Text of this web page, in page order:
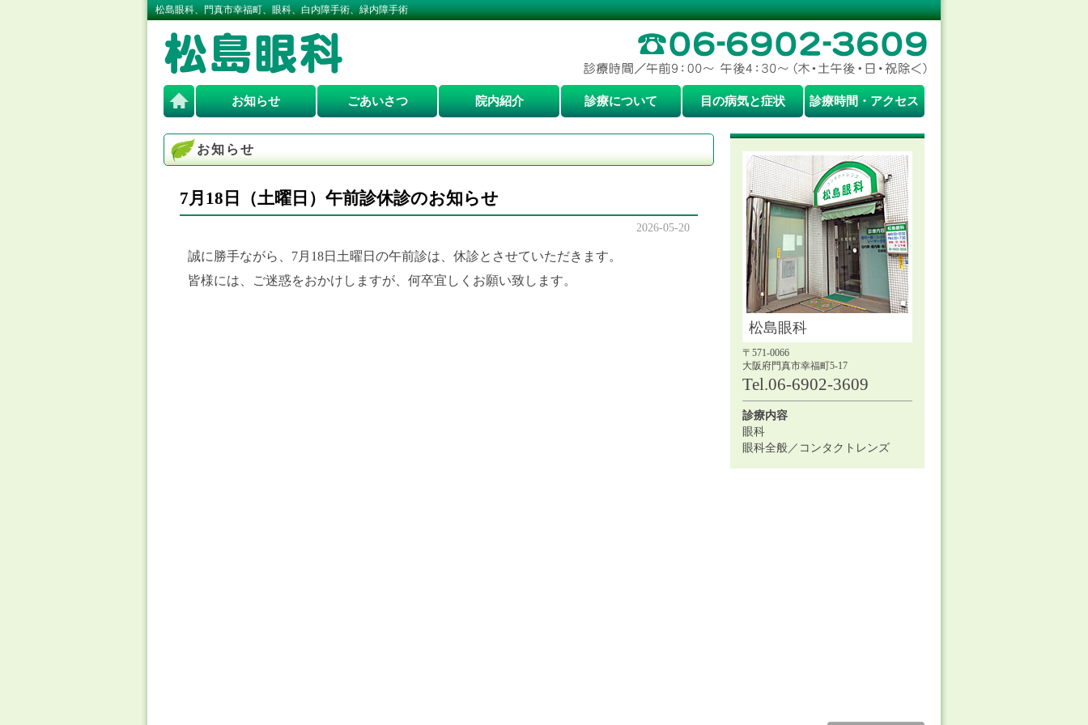
松島眼科、門真市幸福町、眼科、白内障手術、緑内障手術
お知らせ ごあいさつ 院内紹介 診療について 目の病気と症状 診療時間・アクセス
お知らせ
7月18日（土曜日）午前診休診のお知らせ
2026-05-20
誠に勝手ながら、7月18日土曜日の午前診は、休診とさせていただきます。
皆様には、ご迷惑をおかけしますが、何卒宜しくお願い致します。
松島眼科
〒571-0066
大阪府門真市幸福町5-17
Tel.06-6902-3609
診療内容
眼科
眼科全般／コンタクトレンズ